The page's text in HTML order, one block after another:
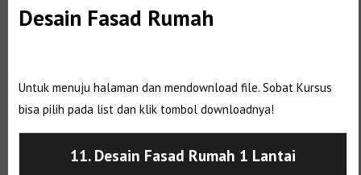
Desain Fasad Rumah
Untuk menuju halaman dan mendownload file. Sobat Kursus
bisa pilih pada list dan klik tombol downloadnya!
11. Desain Fasad Rumah 1 Lantai